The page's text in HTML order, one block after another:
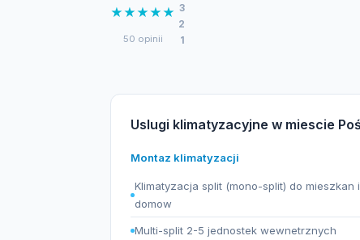
★★★★★
50 opinii
3
2
1
Uslugi klimatyzacyjne w miescie
Montaz klimatyzacji
Klimatyzacja split (mono-split) do mieszkan i
domow
Multi-split 2-5 jednostek wewnetrznych